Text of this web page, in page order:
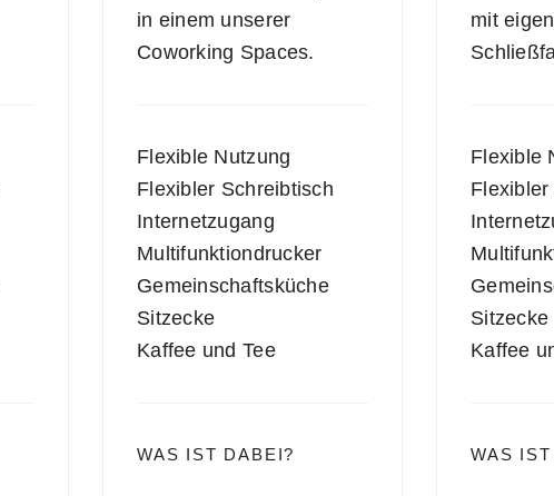
in einem unserer
Coworking Spaces.
Flexible Nutzung
Flexibler Schreibtisch
Internetzugang
Multifunktiondrucker
Gemeinschaftsküche
Sitzecke
Kaffee und Tee
WAS IST DABEI?
mit
Flexible
Sitzecke
Kaffee
WAS